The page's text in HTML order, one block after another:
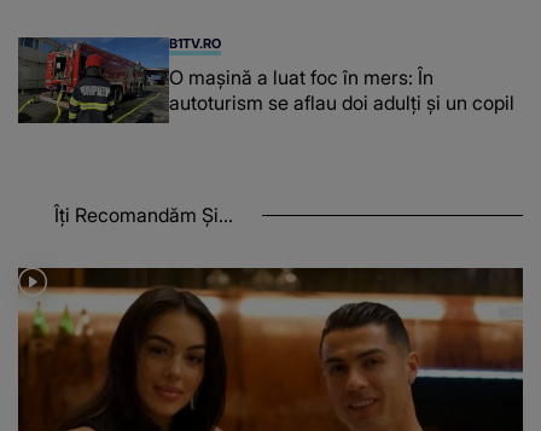
B1TV.RO
O maşină a luat foc în mers: În
autoturism se aflau doi adulți și un copil
Îți Recomandăm Și...